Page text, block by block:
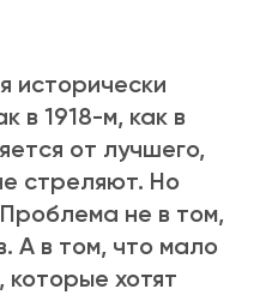
исторически
в 1918-м, как в
от лучшего,
стреляют. Но
не в том,
А в том, что мало
которые хотят